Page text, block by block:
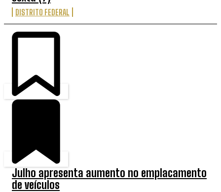
DISTRITO FEDERAL
Julho apresenta aumento no emplacamento
de veículos